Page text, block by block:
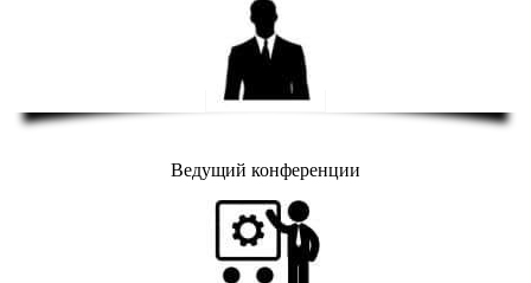
Ведущий конференции